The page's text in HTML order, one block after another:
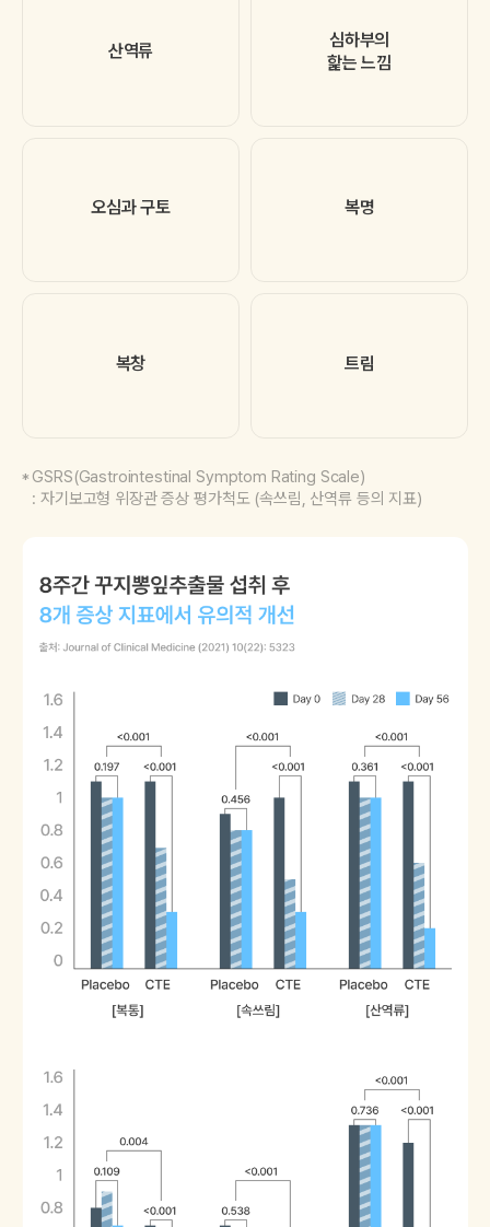
산역류
심하부의
핥는 느낌
오심과 구토 복명
복창 트림
GSRS(Gastrointestinal Symptom Rating Scale)
: 자기보고형 위장관 증상 평가척도 (속쓰림, 산역류 등의 지표)